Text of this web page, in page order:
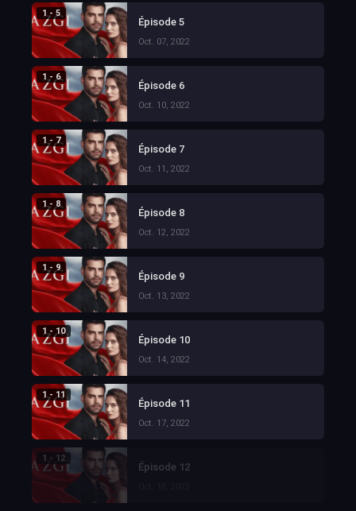
1 - 5
Épisode 5
Oct. 07, 2022
1 - 6
Épisode 6
Oct. 10, 2022
1 - 7
Épisode 7
Oct. 11, 2022
1 - 8
Épisode 8
Oct. 12, 2022
1 - 9
Épisode 9
Oct. 13, 2022
1 - 10
Épisode 10
Oct. 14, 2022
1 - 11
Épisode 11
Oct. 17, 2022
1 - 12
Épisode 12